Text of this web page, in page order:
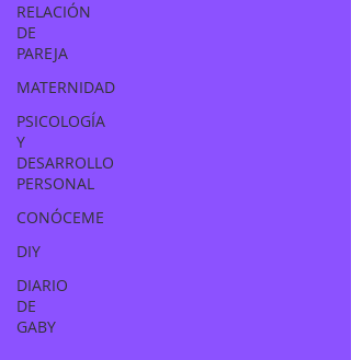
RELACIÓN
DE
PAREJA
MATERNIDAD
PSICOLOGÍA
Y
DESARROLLO
PERSONAL
CONÓCEME
DIY
DIARIO
DE
GABY